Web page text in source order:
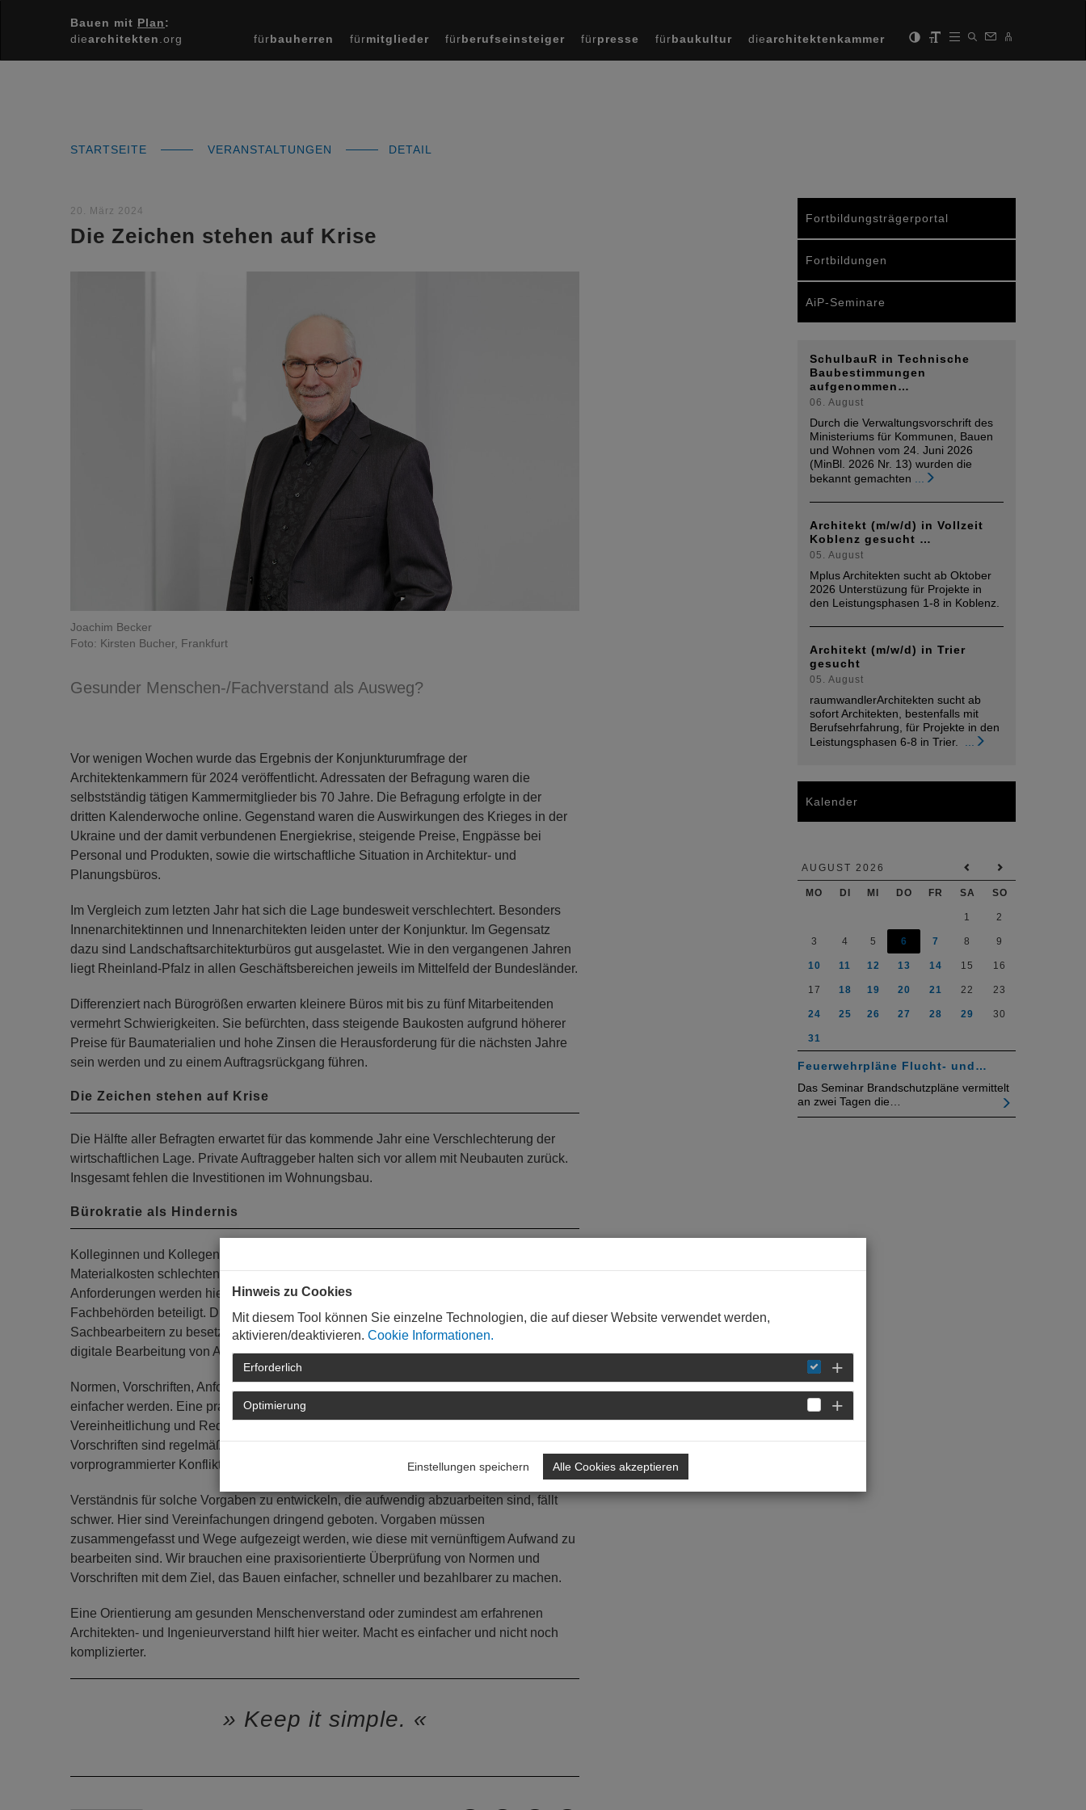
Bauen mit Plan:
diearchitekten .org fürbauherren fürmitglieder fürberufseinsteiger fürpresse fürbaukultur diearchitektenkammer
STARTSEITE VERANSTALTUNGEN DETAIL
20. März 2024
Die Zeichen stehen auf Krise
Joachim Becker
Foto: Kirsten Bucher, Frankfurt
Gesunder Menschen-/Fachverstand als Ausweg?
Vor wenigen Wochen wurde das Ergebnis der Konjunkturumfrage der
Architektenkammern für 2024 veröffentlicht. Adressaten der Befragung waren die
selbstständig tätigen Kammermitglieder bis 70 Jahre. Die Befragung erfolgte in der
dritten Kalenderwoche online. Gegenstand waren die Auswirkungen des Krieges in der
Ukraine und der damit verbundenen Energiekrise, steigende Preise, Engpässe bei
Personal und Produkten, sowie die wirtschaftliche Situation in Architektur- und
Planungsbüros.
Im Vergleich zum letzten Jahr hat sich die Lage bundesweit verschlechtert. Besonders
Innenarchitektinnen und Innenarchitekten leiden unter der Konjunktur. Im Gegensatz
dazu sind Landschaftsarchitekturbüros gut ausgelastet. Wie in den vergangenen Jahren
liegt Rheinland-Pfalz in allen Geschäftsbereichen jeweils im Mittelfeld der Bundesländer.
Differenziert nach Bürogrößen erwarten kleinere Büros mit bis zu fünf Mitarbeitenden
vermehrt Schwierigkeiten. Sie befürchten, dass steigende Baukosten aufgrund höherer
Preise für Baumaterialien und hohe Zinsen die Herausforderung für die nächsten Jahre
sein werden und zu einem Auftragsrückgang führen.
Die Zeichen stehen auf Krise
Die Hälfte aller Befragten erwartet für das kommende Jahr eine Verschlechterung der
wirtschaftlichen Lage. Private Auftraggeber halten sich vor allem mit Neubauten zurück.
Insgesamt fehlen die Investitionen im Wohnungsbau.
Bürokratie als Hindernis
Kolleginnen und Kollegen klagen neben dem durch hohe Zinsen und hohe
Materialkosten schlechten wirtschaftlichen Umfeld über die überbordende Bürokratie. Die
Anforderungen werden hier immer anspruchsvoller. Im Verfahren werden zunehmend
Fachbehörden beteiligt. Diese zu bündeln und mit entscheidungsbefugten
Sachbearbeitern zu besetzen, beschleunigt solche Verfahren. Auch eine durchgängige
digitale Bearbeitung von Anträgen verkürzt die Prozesse.
Normen, Vorschriften, Anforderungen an Standards und Nachhaltigkeitsaspekte müssen
einfacher werden. Eine praxisorientierte Überprüfung mit dem Ziel einer
Vereinheitlichung und Reduzierung drängt sich auf. Widersprüche in Normen und
Vorschriften sind regelmäßig bei Modernisierung von Bestandsbauten ein
vorprogrammierter Konflikt.
Verständnis für solche Vorgaben zu entwickeln, die aufwendig abzuarbeiten sind, fällt
schwer. Hier sind Vereinfachungen dringend geboten. Vorgaben müssen
zusammengefasst und Wege aufgezeigt werden, wie diese mit vernünftigem Aufwand zu
bearbeiten sind. Wir brauchen eine praxisorientierte Überprüfung von Normen und
Vorschriften mit dem Ziel, das Bauen einfacher, schneller und bezahlbarer zu machen.
Eine Orientierung am gesunden Menschenverstand oder zumindest am erfahrenen
Architekten- und Ingenieurverstand hilft hier weiter. Macht es einfacher und nicht noch
komplizierter.
Keep it simple.
Fortbildungsträgerportal
Fortbildungen
AiP-Seminare
SchulbauR in Technische
Baubestimmungen
aufgenommen…
06. August
Durch die Verwaltungsvorschrift des
Ministeriums für Kommunen, Bauen
und Wohnen vom 24. Juni 2026
(MinBl. 2026 Nr. 13) wurden die
bekannt gemachten
Architekt (m/w/d) in Vollzeit
Koblenz gesucht …
05. August
Mplus Architekten sucht ab Oktober
2026 Unterstüzung für Projekte in
den Leistungsphasen 1-8 in Koblenz.
Architekt (m/w/d) in Trier
gesucht
05. August
raumwandlerArchitekten sucht ab
sofort Architekten, bestenfalls mit
Berufsehrfahrung, für Projekte in den
Leistungsphasen 6-8 in Trier.
Kalender
AUGUST 2026
MO DI MI DO FR SA SO
1 2
3 4 5 6 7 8 9
10 11 12 13 14 15 16
17 18 19 20 21 22 23
24 25 26 27 28 29 30
31
Feuerwehrpläne Flucht- und…
Das Seminar Brandschutzpläne vermittelt
an zwei Tagen die…
Hinweis zu Cookies
Mit diesem Tool können Sie einzelne Technologien, die auf dieser Website verwendet werden,
aktivieren/deaktivieren. Cookie Informationen.
Erforderlich
Optimierung
Einstellungen speichern Alle Cookies akzeptieren